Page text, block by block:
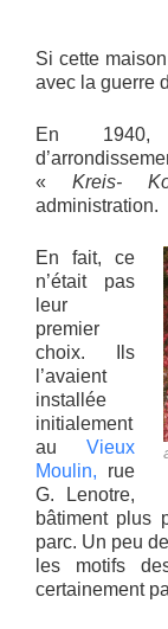
Si cette
avec la guerre
En 1940,
« Kreis-
administration.
En fait, ce
n’était pas
leur
premier
choix. Ils
l’avaient
installée
initialement
au Vieux
Moulin, rue
G. Lenotre,
bâtiment plus
parc. Un peu
les motifs
certainement